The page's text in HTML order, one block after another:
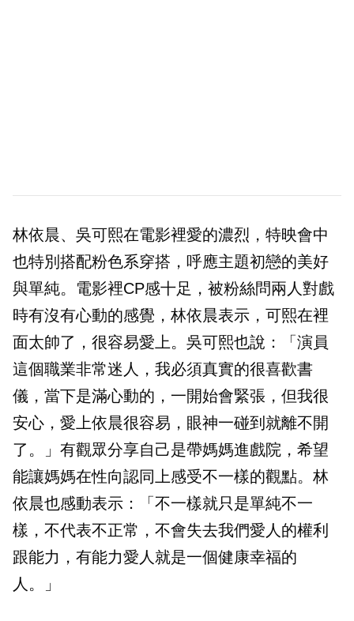
林依晨、吳可熙在電影裡愛的濃烈，特映會中
也特別搭配粉色系穿搭，呼應主題初戀的美好
與單純。電影裡CP感十足，被粉絲問兩人對戲
時有沒有心動的感覺，林依晨表示，可熙在裡
面太帥了，很容易愛上。吳可熙也說：「演員
這個職業非常迷人，我必須真實的很喜歡書
儀，當下是滿心動的，一開始會緊張，但我很
安心，愛上依晨很容易，眼神一碰到就離不開
了。」有觀眾分享自己是帶媽媽進戲院，希望
能讓媽媽在性向認同上感受不一樣的觀點。林
依晨也感動表示：「不一樣就只是單純不一
樣，不代表不正常，不會失去我們愛人的權利
跟能力，有能力愛人就是一個健康幸福的
人。」